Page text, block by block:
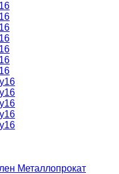
Металлопрокат